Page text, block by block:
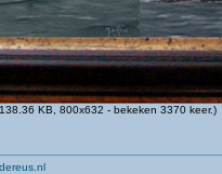
KB, 800x632 - bekeken 3370 keer.)